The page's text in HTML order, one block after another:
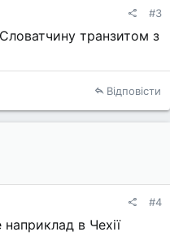
#3
транзитом з
Відповісти
#4
в Чехії